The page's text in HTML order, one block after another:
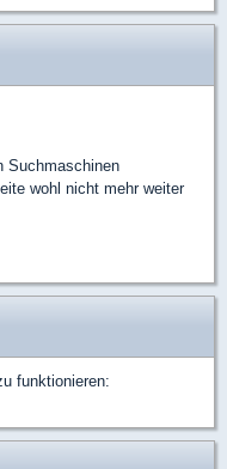
Suchmaschinen
wohl nicht mehr weiter
funktionieren: